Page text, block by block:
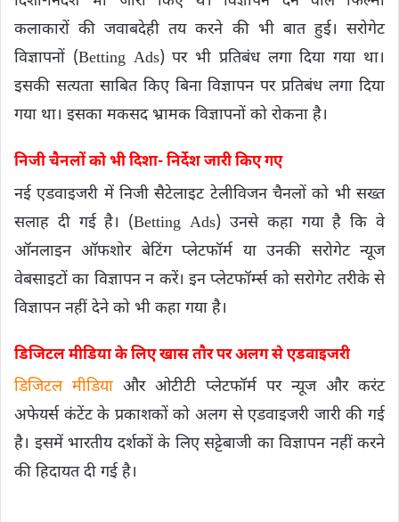
कलाकारों की जवाबदेही तय करने की भी बात हुई। सरोगेट
विज्ञापनों (Betting Ads) पर भी प्रतिबंध लगा दिया गया था।
इसकी सत्यता साबित किए बिना विज्ञापन पर प्रतिबंध लगा दिया
गया था। इसका मकसद भ्रामक विज्ञापनों को रोकना है।
निजी चैनलों को भी दिशा- निर्देश जारी किए गए
नई एडवाइजरी में निजी सैटेलाइट टेलीविजन चैनलों को भी सख्त
सलाह दी गई है। (Betting Ads) उनसे कहा गया है कि वे
ऑनलाइन ऑफशोर बेटिंग प्लेटफॉर्म या उनकी सरोगेट न्यूज
वेबसाइटों का विज्ञापन न करें। इन प्लेटफॉर्म्स को सरोगेट तरीके से
विज्ञापन नहीं देने को भी कहा गया है।
डिजिटल मीडिया के लिए खास तौर पर अलग से एडवाइजरी
डिजिटल मीडिया और ओटीटी प्लेटफॉर्म पर न्यूज और करंट
अफेयर्स कंटेंट के प्रकाशकों को अलग से एडवाइजरी जारी की गई
है। इसमें भारतीय दर्शकों के लिए सट्टेबाजी का विज्ञापन नहीं करने
की हिदायत दी गई है।